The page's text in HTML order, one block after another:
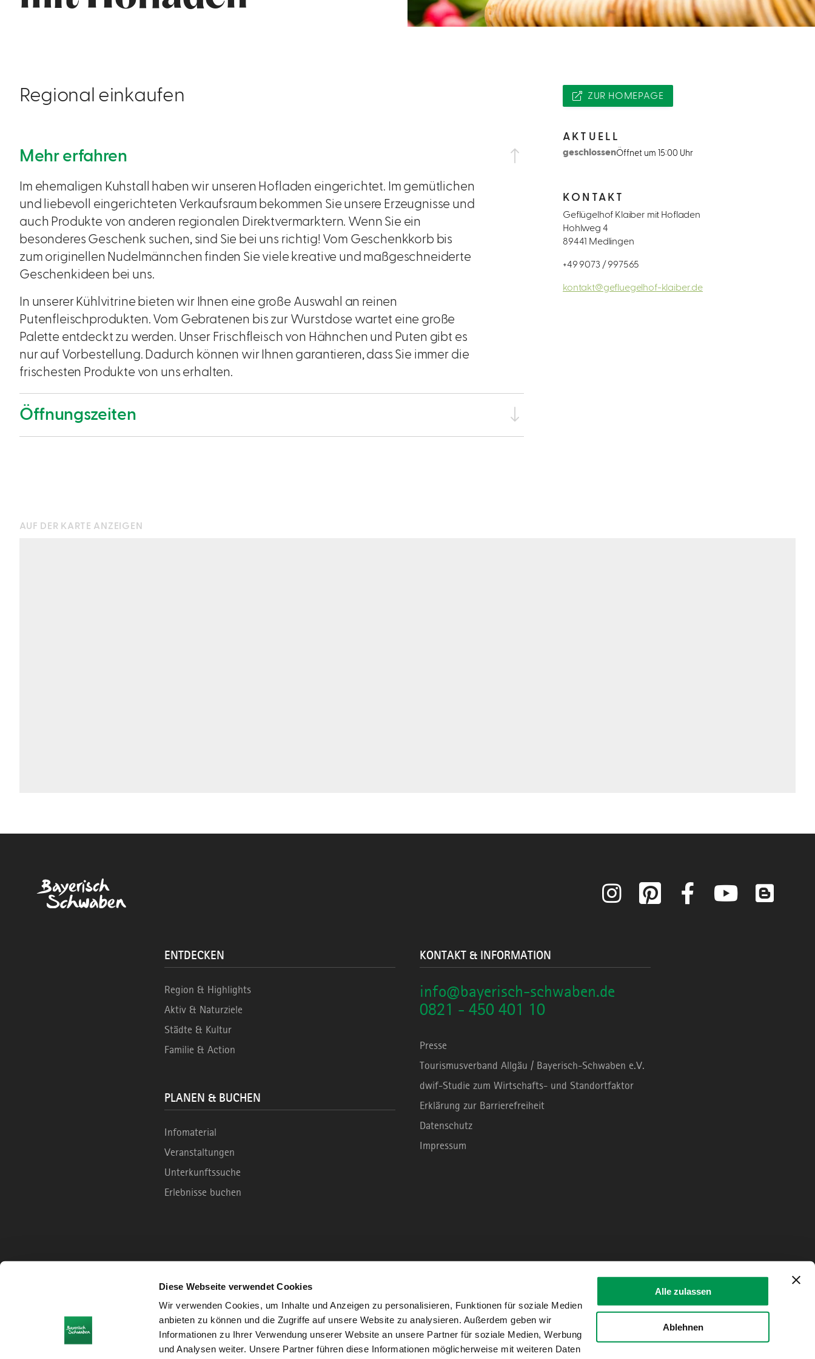
Diese Webseite verwendet Cookies
Wir verwenden Cookies, um Inhalte und Anzeigen zu personalisieren, Funktionen für soziale Medien
anbieten zu können und die Zugriffe auf unsere Website zu analysieren. Außerdem geben wir
Informationen zu Ihrer Verwendung unserer Website an unsere Partner für soziale Medien, Werbung
und Analysen weiter. Unsere Partner führen diese Informationen möglicherweise mit weiteren Daten
Alle zulassen
Ablehnen
Regional einkaufen
Mehr erfahren
Im ehemaligen Kuhstall haben wir unseren Hofladen eingerichtet. Im gemütlichen
und liebevoll eingerichteten Verkaufsraum bekommen Sie unsere Erzeugnisse und
auch Produkte von anderen regionalen Direktvermarktern. Wenn Sie ein
besonderes Geschenk suchen, sind Sie bei uns richtig! Vom Geschenkkorb bis
zum originellen Nudelmännchen finden Sie viele kreative und maßgeschneiderte
Geschenkideen bei uns.
In unserer Kühlvitrine bieten wir Ihnen eine große Auswahl an reinen
Putenfleischprodukten. Vom Gebratenen bis zur Wurstdose wartet eine große
Palette entdeckt zu werden. Unser Frischfleisch von Hähnchen und Puten gibt es
nur auf Vorbestellung. Dadurch können wir Ihnen garantieren, dass Sie immer die
frischesten Produkte von uns erhalten.
Öffnungszeiten
ZUR HOMEPAGE
AKTUELL
geschlossenÖffnet um 15:00 Uhr
KONTAKT
Geflügelhof Klaiber mit Hofladen
Hohlweg 4
89441 Medlingen
+49 9073 / 997565
kontakt@gefluegelhof-klaiber.de
AUF DER KARTE ANZEIGEN
Instagram Pinterest Facebook YouTube
ENTDECKEN
Region & Highlights
Aktiv & Naturziele
Städte & Kultur
Familie & Action
PLANEN & BUCHEN
Infomaterial
Veranstaltungen
Unterkunftssuche
Erlebnisse buchen
KONTAKT & INFORMATION
info@bayerisch-schwaben.de
0821 - 450 401 10
Presse
Tourismusverband Allgäu / Bayerisch-Schwaben e.V.
dwif-Studie zum Wirtschafts- und Standortfaktor
Erklärung zur Barrierefreiheit
Datenschutz
Impressum